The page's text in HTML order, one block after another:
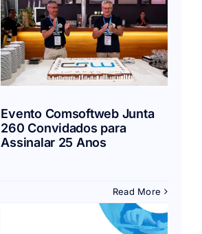
Evento Comsoftweb Junta
260 Convidados para
Assinalar 25 Anos
Read More